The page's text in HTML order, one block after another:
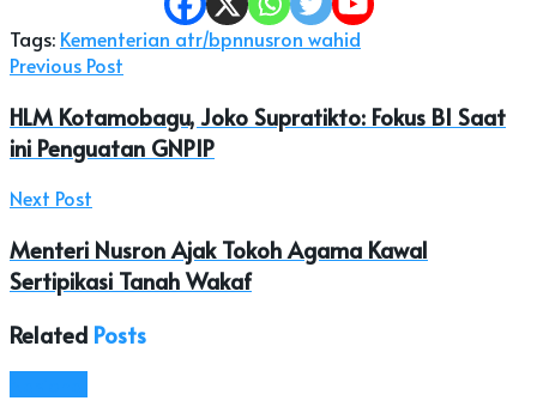
Tags: Kementerian atr/bpnnusron wahid
Previous Post
HLM Kotamobagu, Joko Supratikto: Fokus BI Saat
ini Penguatan GNPIP
Next Post
Menteri Nusron Ajak Tokoh Agama Kawal
Sertipikasi Tanah Wakaf
Related Posts